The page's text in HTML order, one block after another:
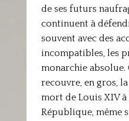
de ses futurs
continuent à
souvent avec des
incompatibles, les
monarchie
recouvre, en gros,
mort de Louis XIV
République, même